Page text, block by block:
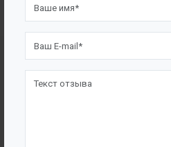
Счастливых клиентов